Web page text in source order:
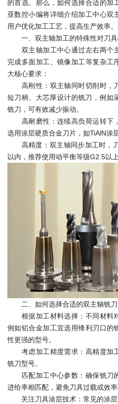
的首选。那么，如何选择合适的加
亚数控小编将详细介绍加工中心双
用户优化加工工艺，提高生产效率。
一、双主轴加工的特殊性对刀具
双主轴加工中心通过左右两个
完成多面加工、镜像加工等复杂工
大核心要求：
高刚性：双主轴同时切削时，
短刀柄、大芯厚设计的铣刀，例如
铣刀，可有效减少振动。
高耐磨性：连续高负荷运转下
选用涂层硬质合金刀片，如TiAlN涂
高精度：双主轴同步加工时，
以内，推荐使用动平衡等级G2.5以上
二、如何选择合适的双主轴铣刀
根据加工材料选择：不同材料对
例如铝合金加工宜选用锋利刃口的
性更强的型号。
考虑加工精度需求：高精度加
铣刀型号。
匹配加工中心参数：确保铣刀的
进给率相匹配，避免刀具过载或效率
关注刀具涂层技术：常见的涂层